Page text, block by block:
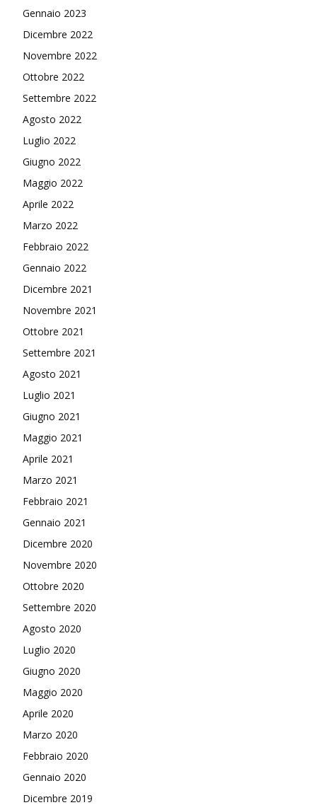
Gennaio 2023
Dicembre 2022
Novembre 2022
Ottobre 2022
Settembre 2022
Agosto 2022
Luglio 2022
Giugno 2022
Maggio 2022
Aprile 2022
Marzo 2022
Febbraio 2022
Gennaio 2022
Dicembre 2021
Novembre 2021
Ottobre 2021
Settembre 2021
Agosto 2021
Luglio 2021
Giugno 2021
Maggio 2021
Aprile 2021
Marzo 2021
Febbraio 2021
Gennaio 2021
Dicembre 2020
Novembre 2020
Ottobre 2020
Settembre 2020
Agosto 2020
Luglio 2020
Giugno 2020
Maggio 2020
Aprile 2020
Marzo 2020
Febbraio 2020
Gennaio 2020
Dicembre 2019